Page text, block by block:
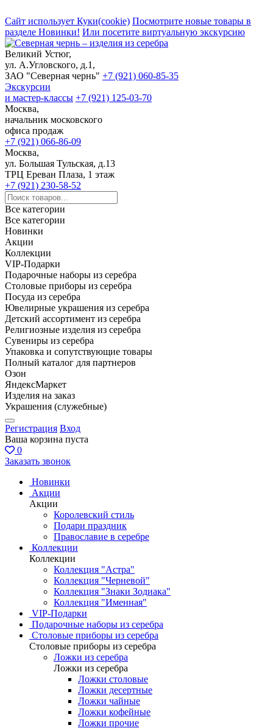
Сайт использует Куки(cookie) Посмотрите новые товары в
разделе Новинки! Или посетите виртуальную экскурсию
Великий Устюг,
ул. А.Угловского, д.1,
ЗАО "Северная чернь" +7 (921) 060-85-35
Экскурсии
и мастер-классы +7 (921) 125-03-70
Москва,
начальник московского
офиса продаж
+7 (921) 066-86-09
Москва,
ул. Большая Тульская, д.13
ТРЦ Ереван Плаза, 1 этаж
+7 (921) 230-58-52
Все категории
Все категории
Новинки
Акции
Коллекции
VIP-Подарки
Подарочные наборы из серебра
Столовые приборы из серебра
Посуда из серебра
Ювелирные украшения из серебра
Детский ассортимент из серебра
Религиозные изделия из серебра
Сувениры из серебра
Упаковка и сопутствующие товары
Полный каталог для партнеров
Озон
ЯндексМаркет
Изделия на заказ
Украшения (служебные)
Регистрация Вход
Ваша корзина пуста
0
Заказать звонок
Новинки
Акции
Акции
Королевский стиль
Подари праздник
Православие в серебре
Коллекции
Коллекции
Коллекция "Астра"
Коллекция "Черневой"
Коллекция "Знаки Зодиака"
Коллекция "Именная"
VIP-Подарки
Подарочные наборы из серебра
Столовые приборы из серебра
Столовые приборы из серебра
Ложки из серебра
Ложки из серебра
Ложки столовые
Ложки десертные
Ложки чайные
Ложки кофейные
Ложки прочие